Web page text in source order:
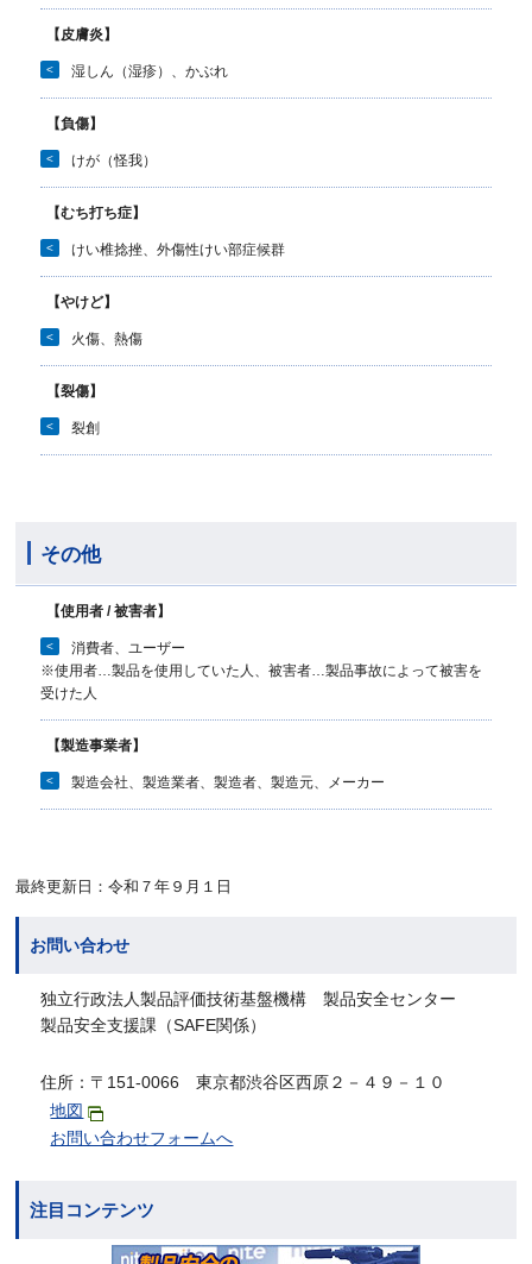
【皮膚炎】
< 湿しん（湿疹）、かぶれ
【負傷】
< けが（怪我）
【むち打ち症】
< けい椎捻挫、外傷性けい部症候群
【やけど】
< 火傷、熱傷
【裂傷】
< 裂創
その他
【使用者 / 被害者】
<
消費者、ユーザー
※使用者…製品を使用していた人、被害者…製品事故によって被害を
受けた人
【製造事業者】
< 製造会社、製造業者、製造者、製造元、メーカー
最終更新日：令和７年９月１日
お問い合わせ
独立行政法人製品評価技術基盤機構 製品安全センター
製品安全支援課（SAFE関係）
住所：〒151-0066 東京都渋谷区西原２－４９－１０
地図
お問い合わせフォームへ
注目コンテンツ